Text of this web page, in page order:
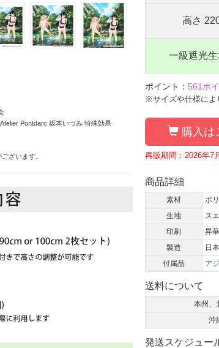
Pontdarc 坂本いづみ 特殊効果
ざいます。
高さ
一級遮光
ポイント： 561 ポ
※サイズや仕様によ
購入は
再販期間：2026年7
商品詳細
素材
ポ
生地
ス
印刷
昇
製造
日
付属品
ア
送料について
本州、
沖
発送スケジュー